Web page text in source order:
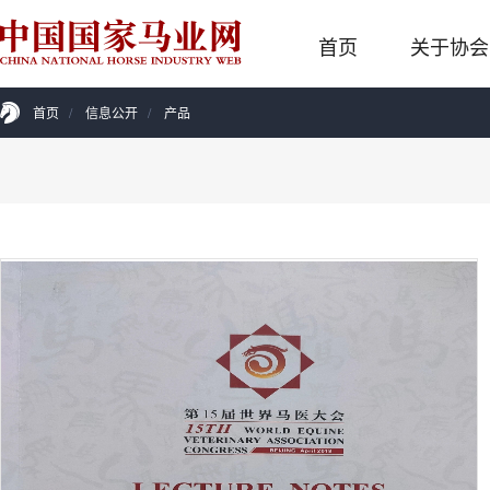
首页 关于协会
首页 / 信息公开 / 产品